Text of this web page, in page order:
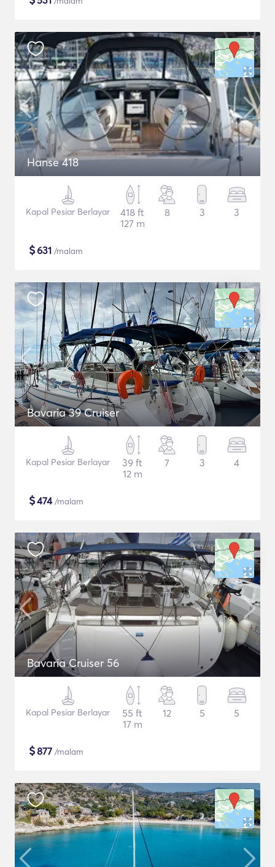
Hanse 418
Kapal Pesiar Berlayar
418 ft
127 m
8 3 3
$631 /malam
Bavaria 39 Cruiser
Kapal Pesiar Berlayar
39 ft
12 m
7 3 4
$474/malam
Bavaria Cruiser 56
Kapal Pesiar Berlayar
55 ft
17 m
12 5 5
$877 /malam